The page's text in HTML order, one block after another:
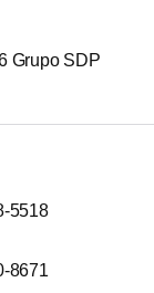
Grupo SDP
5518
8671